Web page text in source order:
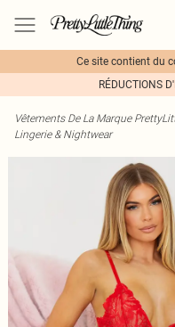
Ce site contient du
RÉDUCTIONS
Vêtements De La Marque
Lingerie & Nightwear